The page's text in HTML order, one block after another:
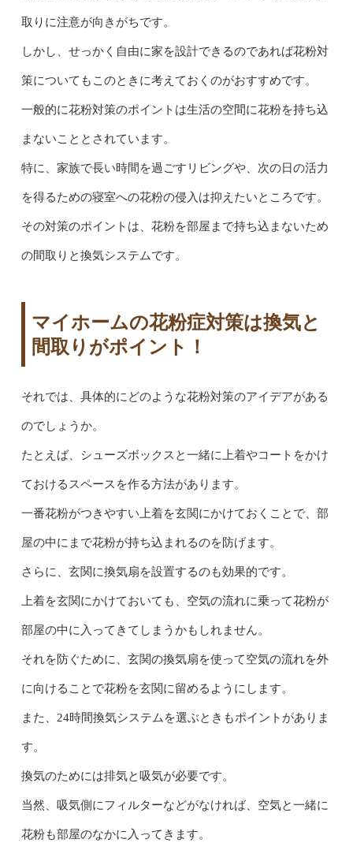
取りに注意が向きがちです。
しかし、せっかく自由に家を設計できるのであれば花粉対
策についてもこのときに考えておくのがおすすめです。
一般的に花粉対策のポイントは生活の空間に花粉を持ち込
まないこととされています。
特に、家族で長い時間を過ごすリビングや、次の日の活力
を得るための寝室への花粉の侵入は抑えたいところです。
その対策のポイントは、花粉を部屋まで持ち込まないため
の間取りと換気システムです。
マイホームの花粉症対策は換気と
間取りがポイント！
それでは、具体的にどのような花粉対策のアイデアがある
のでしょうか。
たとえば、シューズボックスと一緒に上着やコートをかけ
ておけるスペースを作る方法があります。
一番花粉がつきやすい上着を玄関にかけておくことで、部
屋の中にまで花粉が持ち込まれるのを防げます。
さらに、玄関に換気扇を設置するのも効果的です。
上着を玄関にかけておいても、空気の流れに乗って花粉が
部屋の中に入ってきてしまうかもしれません。
それを防ぐために、玄関の換気扇を使って空気の流れを外
に向けることで花粉を玄関に留めるようにします。
また、24時間換気システムを選ぶときもポイントがありま
す。
換気のためには排気と吸気が必要です。
当然、吸気側にフィルターなどがなければ、空気と一緒に
花粉も部屋のなかに入ってきます。